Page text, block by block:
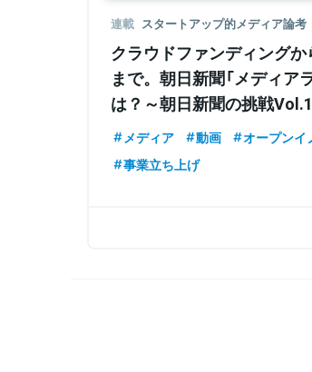
連載 スタートアップ的メディア論考
クラウドファンディング
まで。朝日新聞「メディア
は？～朝日新聞の挑戦
メディア 動画
オープンイ
事業立ち上げ